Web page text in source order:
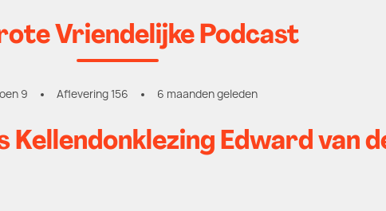
Vriendelijke Podcast
9 Aflevering 156 6 maanden geleden
Kellendonklezing Edward van